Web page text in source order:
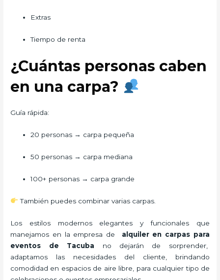
Extras
Tiempo de renta
¿Cuántas personas caben
en una carpa?
Guía rápida:
20 personas → carpa pequeña
50 personas → carpa mediana
100+ personas → carpa grande
También puedes combinar varias carpas.
Los estilos modernos elegantes y funcionales que
manejamos en la empresa de alquiler en carpas para
eventos de Tacuba no dejarán de sorprender,
adaptamos las necesidades del cliente, brindando
comodidad en espacios de aire libre, para cualquier tipo de